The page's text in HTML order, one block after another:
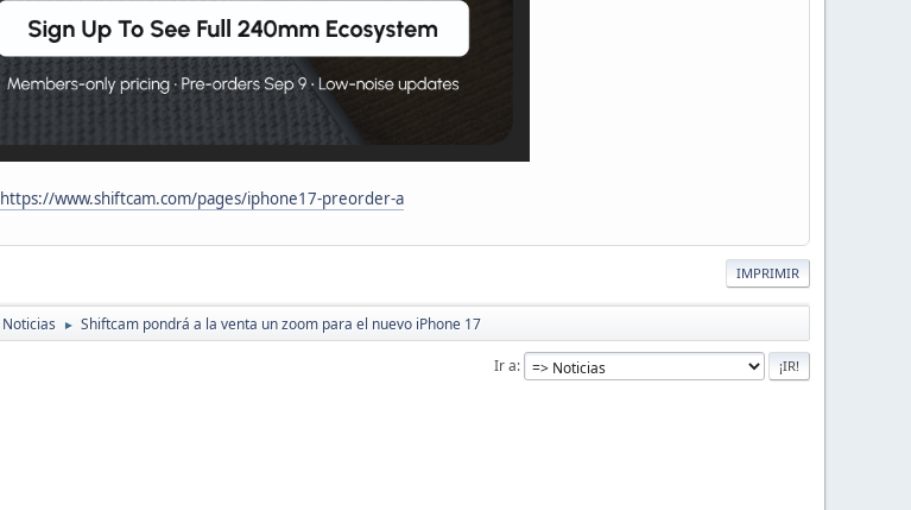
https://www.shiftcam.com/pages/iphone17-preorder-a
IMPRIMIR
Noticias ► Shiftcam pondrá a la venta un zoom para el nuevo iPhone 17
Ir a